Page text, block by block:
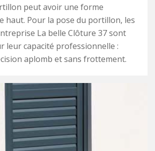
peut avoir une forme
haut. Pour la pose du portillon, les
La belle Clôture 37 sont
leur capacité professionnelle :
aplomb et sans frottement.